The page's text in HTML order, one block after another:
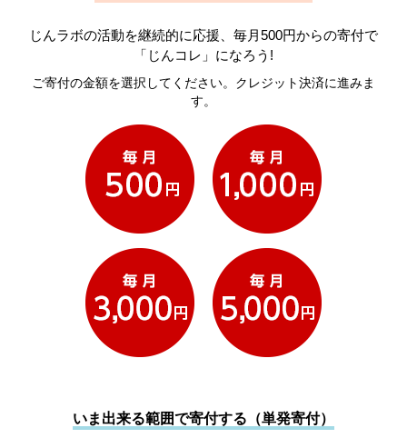
じんラボの活動を継続的に応援、毎月500円からの寄付で
「じんコレ」になろう!
ご寄付の金額を選択してください。クレジット決済に進みま
す。
いま出来る範囲で寄付する（単発寄付）